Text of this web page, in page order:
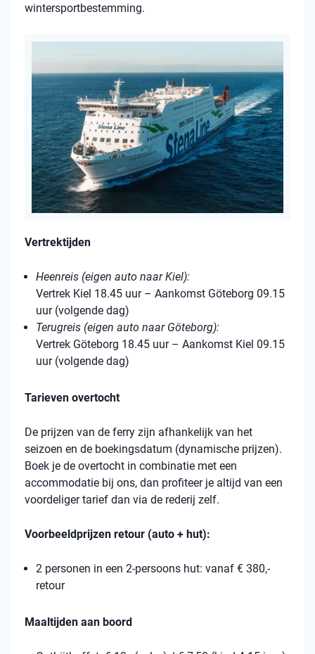
wintersportbestemming.
Vertrektijden
Heenreis (eigen auto naar Kiel):
Vertrek Kiel 18.45 uur – Aankomst Göteborg 09.15
uur (volgende dag)
Terugreis (eigen auto naar Göteborg):
Vertrek Göteborg 18.45 uur – Aankomst Kiel 09.15
uur (volgende dag)
Tarieven overtocht
De prijzen van de ferry zijn afhankelijk van het
seizoen en de boekingsdatum (dynamische prijzen).
Boek je de overtocht in combinatie met een
accommodatie bij ons, dan profiteer je altijd van een
voordeliger tarief dan via de rederij zelf.
Voorbeeldprijzen retour (auto + hut):
2 personen in een 2-persoons hut: vanaf € 380,-
retour
Maaltijden aan boord